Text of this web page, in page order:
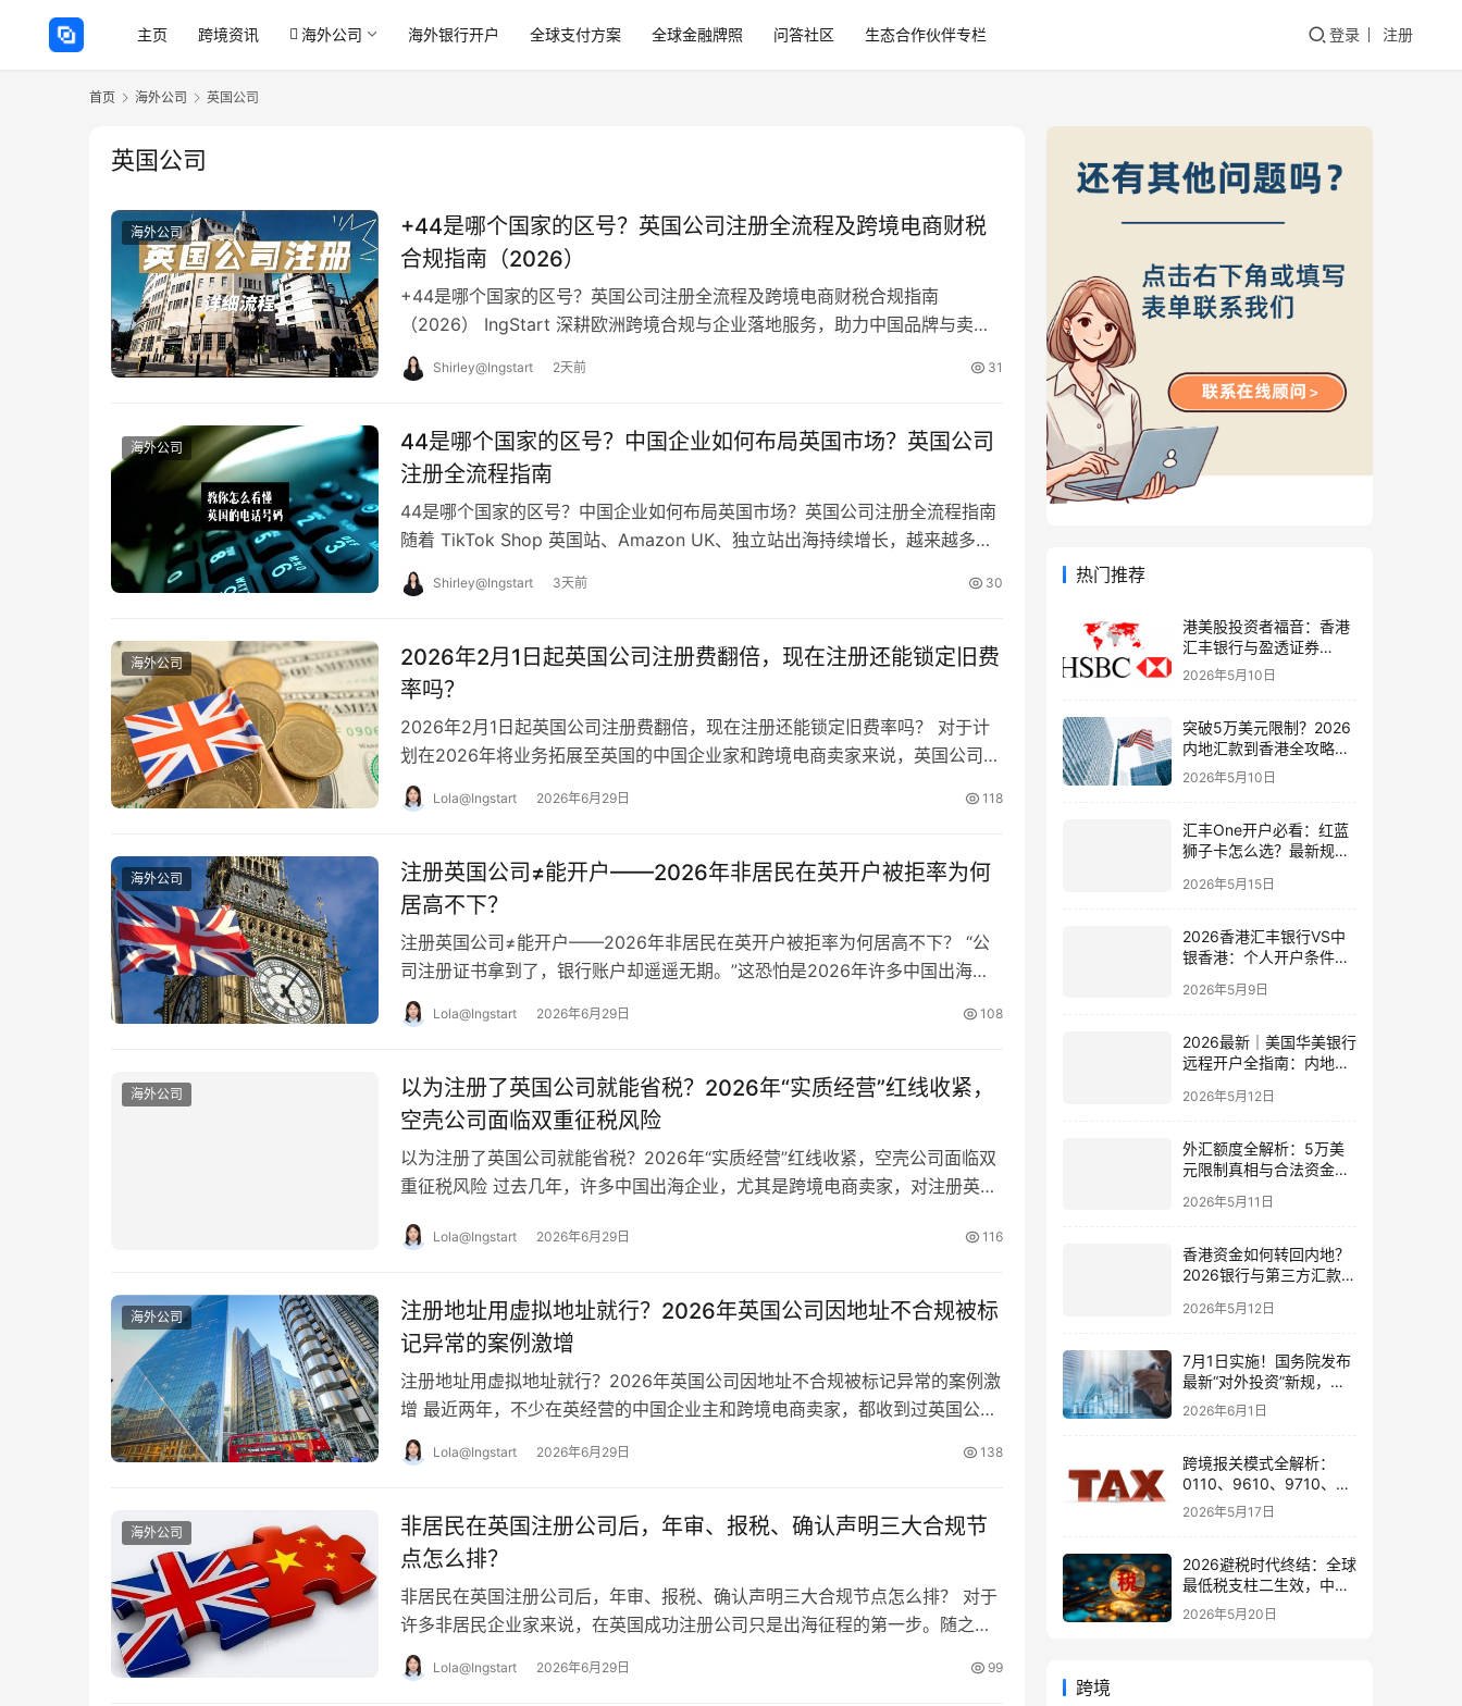
主页 跨境资讯 海外公司 海外银行开户 全球支付方案 全球金融牌照 问答社区 生态合作伙伴专栏 登录 注册
首页 海外公司 英国公司
英国公司
海外公司
+44是哪个国家的区号？英国公司注册全流程及跨境电商财税
合规指南（2026）
+44是哪个国家的区号？英国公司注册全流程及跨境电商财税合规指南
（2026） IngStart 深耕欧洲跨境合规与企业落地服务，助力中国品牌与卖家
顺利进入英国核心市场。不少外贸、跨…
Shirley@Ingstart 2天前 31
海外公司
44是哪个国家的区号？中国企业如何布局英国市场？英国公司
注册全流程指南
44是哪个国家的区号？中国企业如何布局英国市场？英国公司注册全流程指南
随着 TikTok Shop 英国站、Amazon UK、独立站出海持续增长，越来越多跨
境卖家开始接触英国本…
Shirley@Ingstart 3天前 30
海外公司
2026年2月1日起英国公司注册费翻倍，现在注册还能锁定旧费
率吗？
2026年2月1日起英国公司注册费翻倍，现在注册还能锁定旧费率吗？ 对于计
划在2026年将业务拓展至英国的中国企业家和跨境电商卖家来说，英国公司注
册署（Companies Hous…
Lola@Ingstart 2026年6月29日 118
海外公司
注册英国公司≠能开户——2026年非居民在英开户被拒率为何
居高不下？
注册英国公司≠能开户——2026年非居民在英开户被拒率为何居高不下？ “公
司注册证书拿到了，银行账户却遥遥无期。”这恐怕是2026年许多中国出海企
业主在英国面临的最真实写照。你或许…
Lola@Ingstart 2026年6月29日 108
海外公司
以为注册了英国公司就能省税？2026年“实质经营”红线收紧，
空壳公司面临双重征税风险
以为注册了英国公司就能省税？2026年“实质经营”红线收紧，空壳公司面临双
重征税风险 过去几年，许多中国出海企业，尤其是跨境电商卖家，对注册英国
Lola@Ingstart 2026年6月29日 116
海外公司
注册地址用虚拟地址就行？2026年英国公司因地址不合规被标
记异常的案例激增
注册地址用虚拟地址就行？2026年英国公司因地址不合规被标记异常的案例激
增 最近两年，不少在英经营的中国企业主和跨境电商卖家，都收到过英国公司
注册署（Companies House…
Lola@Ingstart 2026年6月29日 138
海外公司
非居民在英国注册公司后，年审、报税、确认声明三大合规节
点怎么排？
非居民在英国注册公司后，年审、报税、确认声明三大合规节点怎么排？ 对于
许多非居民企业家来说，在英国成功注册公司只是出海征程的第一步。随之而
来的，是持续且不容忽视的合规义务。不少企业…
Lola@Ingstart 2026年6月29日 99
热门推荐
港美股投资者福音：香港
汇丰银行与盈透证券
（IBKR）绑定入金全流
2026年5月10日
突破5万美元限制？2026
内地汇款到香港全攻略：
4种合法路径、手续费对
比与避坑指南
2026年5月10日
汇丰One开户必看：红蓝
狮子卡怎么选？最新规则
2026年5月15日
2026香港汇丰银行VS中
银香港：个人开户条件、
比指南
2026年5月9日
2026最新｜美国华美银行
远程开户全指南：内地居
境账户实操解析
2026年5月12日
外汇额度全解析：5万美
元限制真相与合法资金出
2026年5月11日
香港资金如何转回内地？
2026银行与第三方汇款全
2026年5月12日
7月1日实施！国务院发布
最新“对外投资”新规，炒
股、出海、海外资产配置
会有何影响
2026年6月1日
跨境报关模式全解析：
0110、9610、9710、
9810、1039、1210 的区
2026年5月17日
2026避税时代终结：全球
最低税支柱二生效，中国
企业家海外公司合规3大
2026年5月20日
跨境